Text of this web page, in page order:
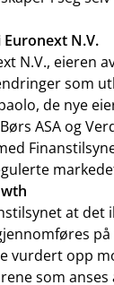
N.V.
N.V., eieren
som
de nye
ASA og
at
vurdert opp
som